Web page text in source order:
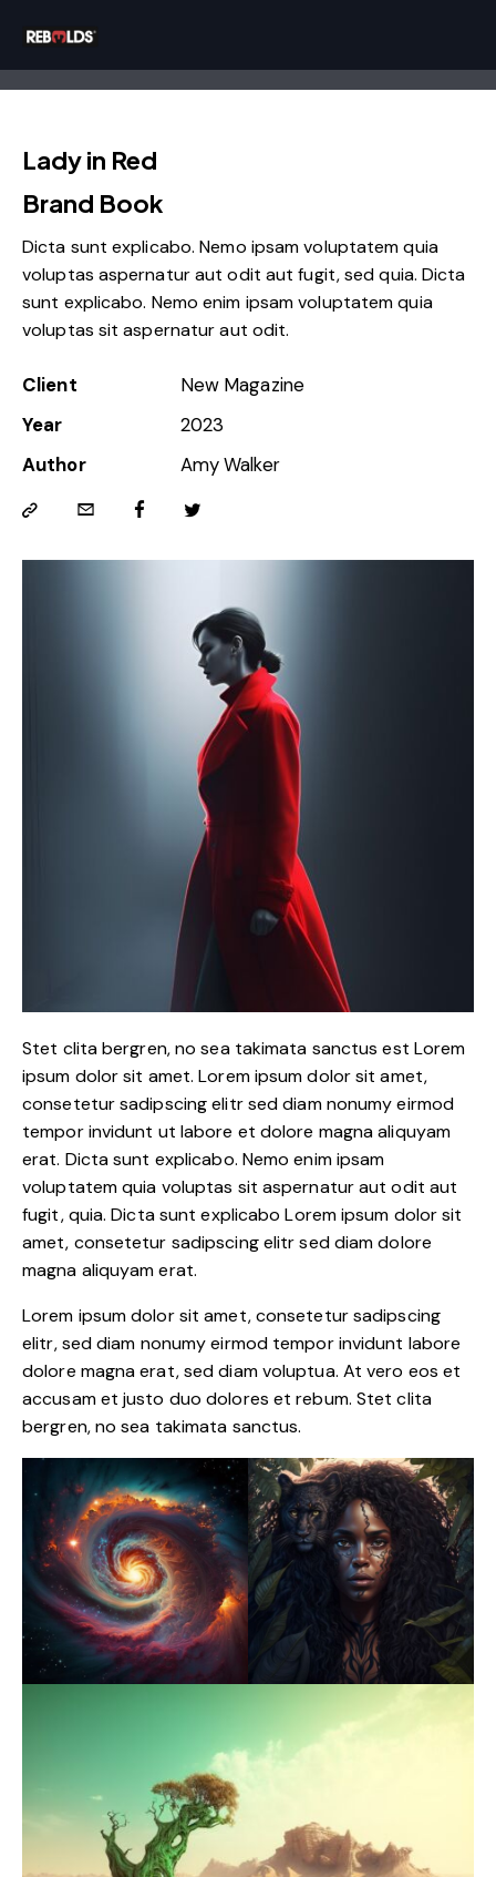
Lady in Red
Stet clita bergren, no sea takimata sanctus est Lorem
ipsum dolor sit amet. Lorem ipsum dolor sit amet,
consetetur sadipscing elitr sed diam nonumy eirmod
tempor invidunt ut labore et dolore magna aliquyam
erat. Dicta sunt explicabo. Nemo enim ipsam
voluptatem quia voluptas sit aspernatur aut odit aut
fugit, quia. Dicta sunt explicabo Lorem ipsum dolor sit
amet, consetetur sadipscing elitr sed diam dolore
magna aliquyam erat.
Lorem ipsum dolor sit amet, consetetur sadipscing
elitr, sed diam nonumy eirmod tempor invidunt labore
dolore magna erat, sed diam voluptua. At vero eos et
accusam et justo duo dolores et rebum. Stet clita
bergren, no sea takimata sanctus.
Brand Book
Dicta sunt explicabo. Nemo ipsam voluptatem quia
voluptas aspernatur aut odit aut fugit, sed quia. Dicta
sunt explicabo. Nemo enim ipsam voluptatem quia
voluptas sit aspernatur aut odit.
Client
New Magazine
Year
2023
Author
Amy Walker